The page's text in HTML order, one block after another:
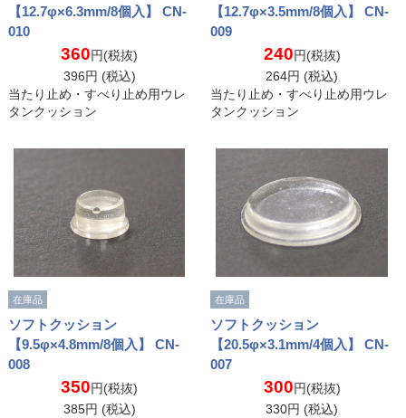
【12.7φ×6.3mm/8個入】 CN-
010
360円(税抜)
396円 (税込)
当たり止め・すべり止め用ウレ
タンクッション
【12.7φ×3.5mm/8個入】 CN-
009
240円(税抜)
264円 (税込)
当たり止め・すべり止め用ウレ
タンクッション
在庫品
ソフトクッション
【9.5φ×4.8mm/8個入】 CN-
008
350円(税抜)
385円 (税込)
在庫品
ソフトクッション
【20.5φ×3.1mm/4個入】 CN-
007
300円(税抜)
330円 (税込)